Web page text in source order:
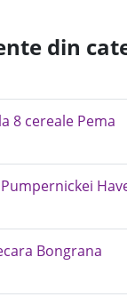
din
8 cereale Pema
Bongrana